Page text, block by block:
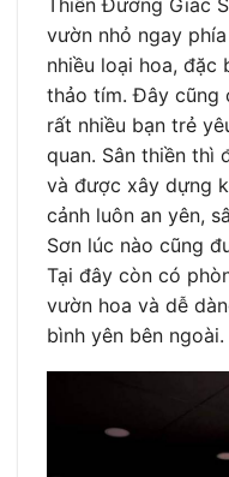
vườn nhỏ ngay
nhiều loại hoa, đặc
thảo tím. Đây cũng
rất nhiều bạn trẻ
quan. Sân thiền thì
và được xây dựng
cảnh luôn an yên,
Sơn lúc nào cũng
Tại đây còn có
vườn hoa và dễ
bình yên bên ngoài.